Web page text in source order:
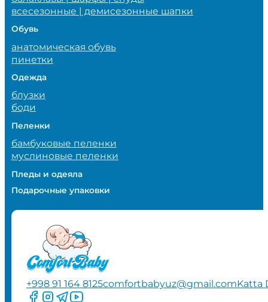
всесезонные | демисезонные шапки
Обувь
анатомическая обувь
пинетки
Одежда
блузки
боди
Пеленки
бамбуковые пеленки
муслиновые пеленки
Пледы и одеяла
Подарочные упаковки
+998 91 164 8125comfortbabyuz@gmail.comKatta
Следите за нами на Facebook
Следите за нами в Instagram
Следите за нами в Telegram
Следите за нами в YouTube